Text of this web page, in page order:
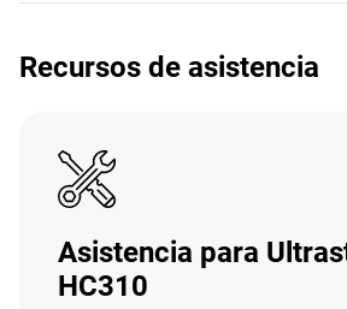
Recursos de asistencia
Asistencia para
HC310